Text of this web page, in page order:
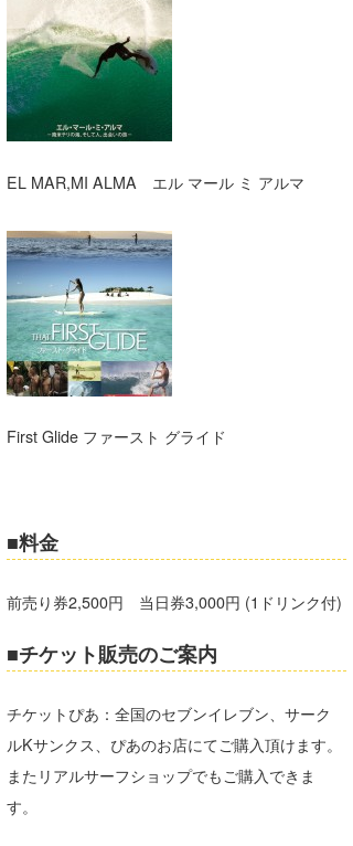
EL MAR,MI ALMA エル マール ミ アルマ
First Glide ファースト グライド
■料金
前売り券2,500円 当日券3,000円 (1ドリンク付)
■チケット販売のご案内
チケットぴあ：全国のセブンイレブン、サーク
ルKサンクス、ぴあのお店にてご購入頂けます。
またリアルサーフショップでもご購入できま
す。
三輪予報士
小川予報士
SancheZ
ゴン
米山予報士
wanda
予報士 hiro.
chappy
Romisea